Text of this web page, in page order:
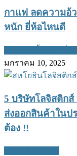
กาแฟ ลดความอ้
หนัก ยี่ห้อไหนดี
มกราคม 10, 2025
5 บริษัทโลจิสติก
ส่งออกสินค้าในป
ต้อง !!